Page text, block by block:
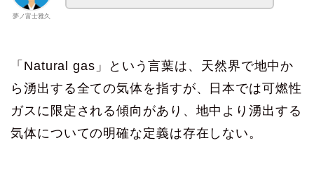
夢ノ富士雅久
「Natural gas」という言葉は、天然界で地中か
ら湧出する全ての気体を指すが、日本では可燃性
ガスに限定される傾向があり、地中より湧出する
気体についての明確な定義は存在しない。